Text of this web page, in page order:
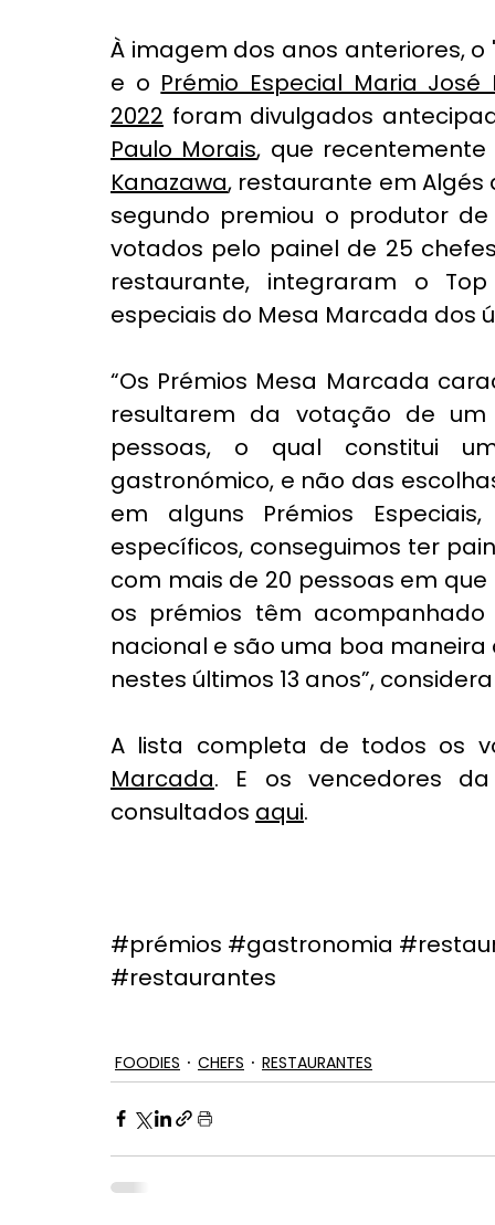
À imagem dos anos anteriores, o
e o Prémio Especial Maria
2022 foram divulgados
Paulo Morais
Kanazawa, restaurante em Algés
segundo premiou o produtor
votados pelo painel de 25
restaurante, integraram o
especiais do Mesa Marcada dos
“Os Prémios Mesa Marcada
resultarem da votação de
pessoas, o qual constitui
gastronómico, e não das
em alguns Prémios
específicos, conseguimos ter
com mais de 20 pessoas em
os prémios têm
nacional e são uma boa
nestes últimos 13 anos”,
A lista completa de todos os
Marcada. E os vencedores
consultados aqui.
#prémios #gastronomia
#restaurantes
FOODIES CHEFS RESTAURANTES